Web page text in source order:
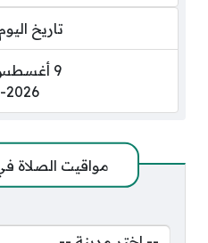
تاريخ
9 أغسطس 2026
2026
مواقيت الصلاة